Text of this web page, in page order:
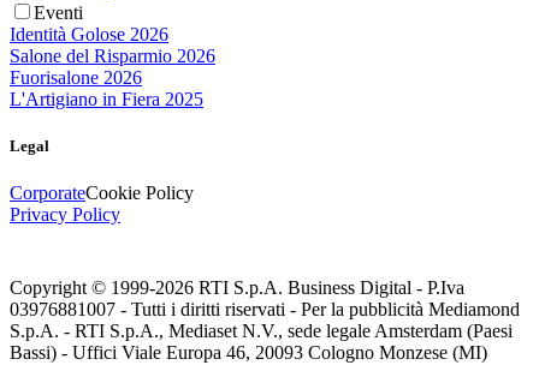
Eventi
Identità Golose 2026
Salone del Risparmio 2026
Fuorisalone 2026
L'Artigiano in Fiera 2025
Legal
CorporateCookie Policy
Privacy Policy
Copyright © 1999-2026 RTI S.p.A. Business Digital - P.Iva
03976881007 - Tutti i diritti riservati - Per la pubblicità Mediamond
S.p.A. - RTI S.p.A., Mediaset N.V., sede legale Amsterdam (Paesi
Bassi) - Uffici Viale Europa 46, 20093 Cologno Monzese (MI)